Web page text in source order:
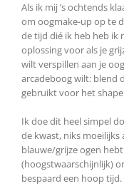
Als ik mij ’s ochtends
om oogmake-up op te
de tijd dié ik heb heb ik
oplossing voor als je
wilt verspillen aan je
arcadeboog wilt: blend
gebruikt voor het
Ik doe dit heel simpel
de kwast, niks moeilijks
blauwe/grijze ogen
(hoogstwaarschijnlijk)
bespaard een hoop